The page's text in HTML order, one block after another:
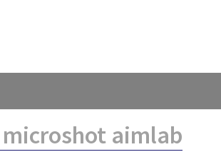
aimlab